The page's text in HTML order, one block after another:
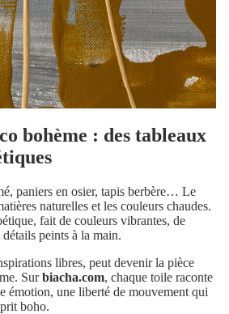
bohème : des tableaux
paniers en osier, tapis berbère… Le
naturelles et les couleurs chaudes.
fait de couleurs vibrantes, de
peints à la main.
libres, peut devenir la pièce
Surbiacha.com, chaque toile raconte
émotion, une liberté de mouvement qui
boho.